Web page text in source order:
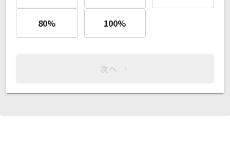
80% 100%
次へ